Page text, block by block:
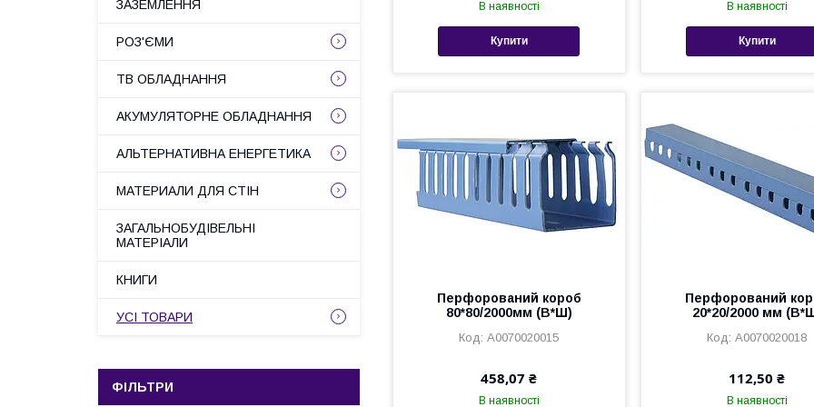
В наявності
Купити
В наявності
Купити
Перфорований короб
80*80/2000мм (В*Ш)
A0070020015
458,07 ₴
В наявності
Перфорований
20*20/2000 мм
A0070020018
112,50 ₴
В наявності
ЗАЗЕМЛЕННЯ
РОЗ'ЄМИ
ТВ ОБЛАДНАННЯ
АКУМУЛЯТОРНЕ ОБЛАДНАННЯ
АЛЬТЕРНАТИВНА ЕНЕРГЕТИКА
МАТЕРИАЛИ ДЛЯ СТІН
ЗАГАЛЬНОБУДІВЕЛЬНІ
МАТЕРІАЛИ
КНИГИ
УСІ ТОВАРИ
ФІЛЬТРИ